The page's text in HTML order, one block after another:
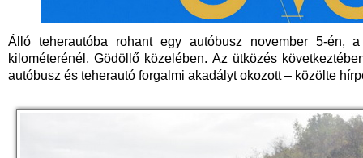
Álló teherautóba rohant egy autóbusz november 5-én,
kilométerénél, Gödöllő közelében. Az ütközés
autóbusz és teherautó forgalmi akadályt okozott – közölte